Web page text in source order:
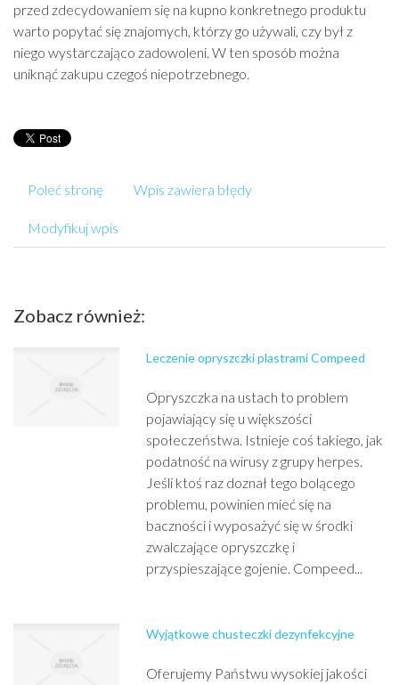
przed zdecydowaniem się na kupno konkretnego produktu
warto popytać się znajomych, którzy go używali, czy był z
niego wystarczająco zadowoleni. W ten sposób można
uniknąć zakupu czegoś niepotrzebnego.
Poleć stronę Wpis zawiera błędy
Modyfikuj wpis
Zobacz również:
Leczenie opryszczki plastrami Compeed
Opryszczka na ustach to problem
pojawiający się u większości
społeczeństwa. Istnieje coś takiego, jak
podatność na wirusy z grupy herpes.
Jeśli ktoś raz doznał tego bolącego
problemu, powinien mieć się na
baczności i wyposażyć się w środki
zwalczające opryszczkę i
przyspieszające gojenie. Compeed...
Wyjątkowe chusteczki dezynfekcyjne
Oferujemy Państwu wysokiej jakości